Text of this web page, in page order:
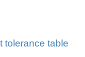
tolerance table